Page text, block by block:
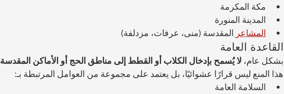
مكة المكرمة
المدينة المنورة
المشاعر المقدسة (منى، عرفات، مزدلفة)
القاعدة العامة
بشكل عام، لا يُسمح بإدخال الكلاب أو القطط إلى مناطق الحج أو الأماكن المقدسة
هذا المنع ليس قرارًا عشوائيًا، بل يعتمد على مجموعة من العوامل المرتبطة بـ:
السلامة العامة